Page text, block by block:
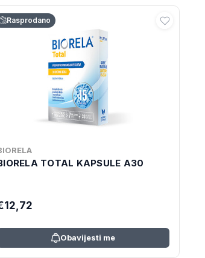
Rasprodano
TOTAL KAPSULE A30
Obavijesti me